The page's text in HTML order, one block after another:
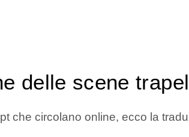
delle scene
che circolano online, ecco la